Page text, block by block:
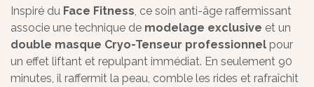
Inspiré du Face Fitness, ce soin anti-âge raffermissant
associe une technique de modelage exclusive et un
double masque Cryo-Tenseur professionnel pour
un effet liftant et repulpant immédiat. En seulement 90
minutes, il raffermit la peau, comble les rides et rafraîchit